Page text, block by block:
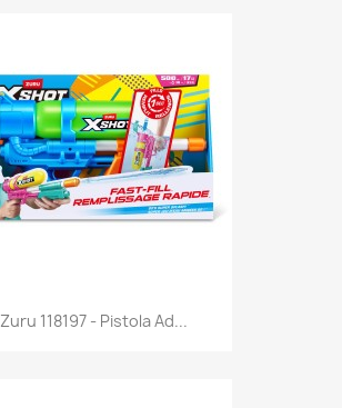
Anteprima
Zuru 118197 - Pistola Ad...